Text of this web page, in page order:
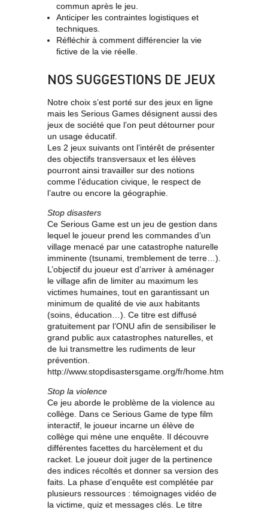
commun après le jeu.
Anticiper les contraintes logistiques et
techniques.
Réfléchir à comment différencier la vie
fictive de la vie réelle.
NOS SUGGESTIONS DE JEUX
Notre choix s’est porté sur des jeux en ligne
mais les Serious Games désignent aussi des
jeux de société que l’on peut détourner pour
un usage éducatif.
Les 2 jeux suivants ont l’intérêt de présenter
des objectifs transversaux et les élèves
pourront ainsi travailler sur des notions
comme l’éducation civique, le respect de
l’autre ou encore la géographie.
Stop disasters
Ce Serious Game est un jeu de gestion dans
lequel le joueur prend les commandes d’un
village menacé par une catastrophe naturelle
imminente (tsunami, tremblement de terre…).
L’objectif du joueur est d’arriver à aménager
le village afin de limiter au maximum les
victimes humaines, tout en garantissant un
minimum de qualité de vie aux habitants
(soins, éducation…). Ce titre est diffusé
gratuitement par l’ONU afin de sensibiliser le
grand public aux catastrophes naturelles, et
de lui transmettre les rudiments de leur
prévention.
http://www.stopdisastersgame.org/fr/home.html
Stop la violence
Ce jeu aborde le problème de la violence au
collège. Dans ce Serious Game de type film
interactif, le joueur incarne un élève de
collège qui mène une enquête. Il découvre
différentes facettes du harcèlement et du
racket. Le joueur doit juger de la pertinence
des indices récoltés et donner sa version des
faits. La phase d’enquête est complétée par
plusieurs ressources : témoignages vidéo de
la victime, quiz et messages clés. Le titre